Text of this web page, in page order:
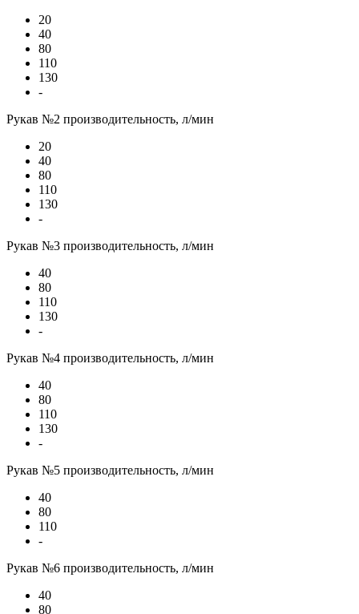
20
40
80
110
130
-
Рукав №2 производительность, л/мин
20
40
80
110
130
-
Рукав №3 производительность, л/мин
40
80
110
130
-
Рукав №4 производительность, л/мин
40
80
110
130
-
Рукав №5 производительность, л/мин
40
80
110
-
Рукав №6 производительность, л/мин
40
80